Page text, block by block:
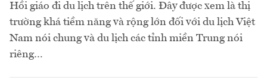
Hồi giáo đi du lịch trên thế giới. Đây được xem là thị
trường khá tiềm năng và rộng lớn đối với du lịch Việt
Nam nói chung và du lịch các tỉnh miền Trung nói
riêng…